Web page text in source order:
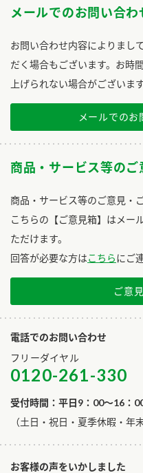
メールでのお問い合わ
お問い合わせ内容によりまし
だく場合もございます。お時
上げられない場合がございます
メールでのお
商品・サービス等のご
商品・サービス等のご意見・
こちらの【ご意見箱】はメー
ただけます。
回答が必要な方はこちらにご
ご意
電話でのお問い合わせ
フリーダイヤル
0120-261-330
受付時間：平日9：00～16：
（土日・祝日・夏季休暇・年
お客様の声をいかしました